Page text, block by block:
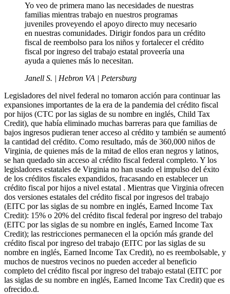
Yo veo de primera mano las necesidades de nuestras
familias mientras trabajo en nuestros programas
juveniles proveyendo el apoyo directo muy necesario
en nuestras comunidades. Dirigir fondos para un crédito
fiscal de reembolso para los niños y fortalecer el crédito
fiscal por ingreso del trabajo estatal proveería una
ayuda a quienes más lo necesitan.
Janell S. | Hebron VA | Petersburg
Legisladores del nivel federal no tomaron acción para continuar las
expansiones importantes de la era de la pandemia del crédito fiscal
por hijos (CTC por las siglas de su nombre en inglés, Child Tax
Credit), que había eliminado muchas barreras para que familias de
bajos ingresos pudieran tener acceso al crédito y también se aumentó
la cantidad del crédito. Como resultado, más de 360,000 niños de
Virginia, de quienes más de la mitad de ellos eran negros y latinos,
se han quedado sin acceso al crédito fiscal federal completo. Y los
legisladores estatales de Virginia no han usado el impulso del éxito
de los créditos fiscales expandidos, fracasando en establecer un
crédito fiscal por hijos a nivel estatal . Mientras que Virginia ofrecen
dos versiones estatales del crédito fiscal por ingresos del trabajo
(EITC por las siglas de su nombre en inglés, Earned Income Tax
Credit): 15% o 20% del crédito fiscal federal por ingreso del trabajo
(EITC por las siglas de su nombre en inglés, Earned Income Tax
Credit); las restricciones permanecen el la opción más grande del
crédito fiscal por ingreso del trabajo (EITC por las siglas de su
nombre en inglés, Earned Income Tax Credit), no es reembolsable, y
muchos de nuestros vecinos no pueden acceder al beneficio
completo del crédito fiscal por ingreso del trabajo estatal (EITC por
las siglas de su nombre en inglés, Earned Income Tax Credit) que es
ofrecido.d.